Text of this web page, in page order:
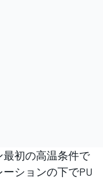
最初の高温条件で
ションの下でPU